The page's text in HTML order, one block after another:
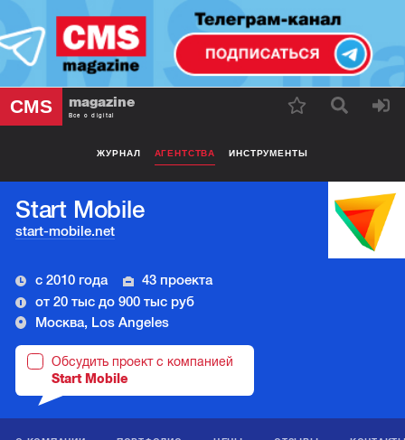
CMS magazine
Все о digital
ЖУРНАЛ АГЕНТСТВА ИНСТРУМЕНТЫ
Start Mobile
start-mobile.net
с 2010 года
43 проекта
от 20 тыс до 900 тыс руб
Москва, Los Angeles
Обсудить проект с компанией
Start Mobile